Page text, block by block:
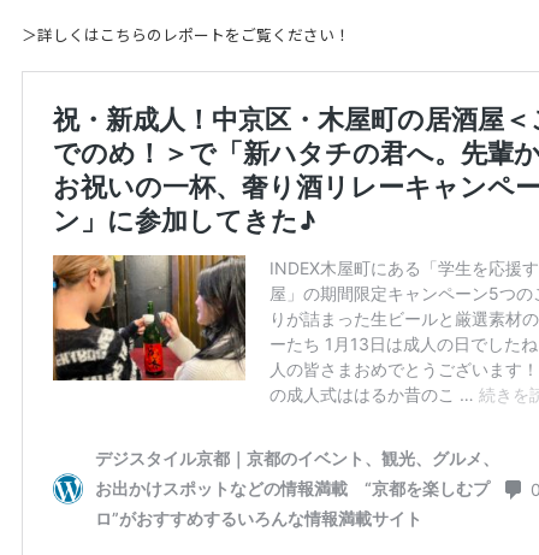
＞詳しくはこちらのレポートをご覧ください！